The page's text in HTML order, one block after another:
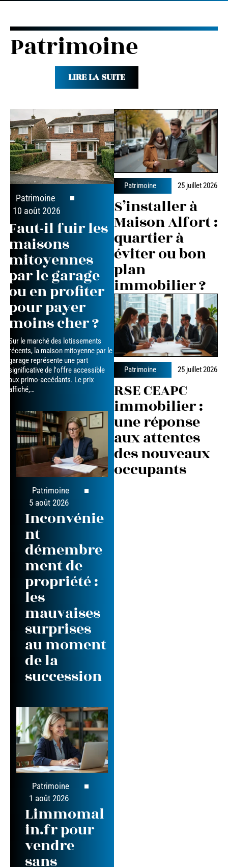
Patrimoine
LIRE LA SUITE
Patrimoine
10 août 2026
Faut-il fuir les
maisons
mitoyennes
par le garage
ou en profiter
pour payer
moins cher ?
Sur le marché des lotissements
récents, la maison mitoyenne par le
garage représente une part
significative de l'offre accessible
aux primo-accédants. Le prix
affiché,…
Patrimoine
5 août 2026
Inconvénie
nt
démembre
ment de
propriété :
les
mauvaises
surprises
au moment
de la
succession
Patrimoine
1 août 2026
Limmomal
in.fr pour
vendre
sans
Patrimoine 25 juillet 2026
S’installer à
Maison Alfort :
quartier à
éviter ou bon
plan
immobilier ?
Patrimoine 25 juillet 2026
RSE CEAPC
immobilier :
une réponse
aux attentes
des nouveaux
occupants